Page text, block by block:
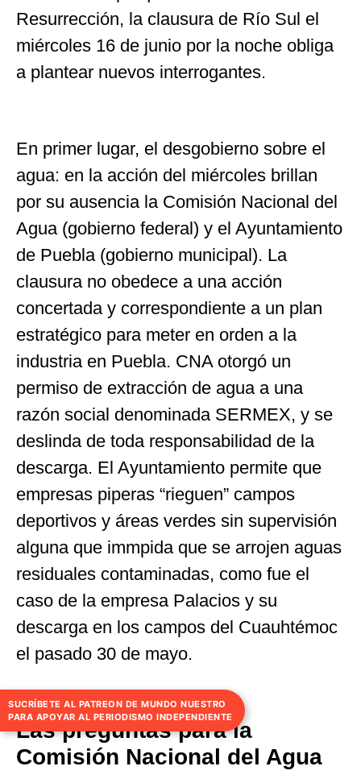
Resurrección, la clausura de Río Sul el
miércoles 16 de junio por la noche obliga
a plantear nuevos interrogantes.
En primer lugar, el desgobierno sobre el
agua: en la acción del miércoles brillan
por su ausencia la Comisión Nacional del
Agua (gobierno federal) y el Ayuntamiento
de Puebla (gobierno municipal). La
clausura no obedece a una acción
concertada y correspondiente a un plan
estratégico para meter en orden a la
industria en Puebla. CNA otorgó un
permiso de extracción de agua a una
razón social denominada SERMEX, y se
deslinda de toda responsabilidad de la
descarga. El Ayuntamiento permite que
empresas piperas “rieguen” campos
deportivos y áreas verdes sin supervisión
alguna que immpida que se arrojen aguas
residuales contaminadas, como fue el
caso de la empresa Palacios y su
descarga en los campos del Cuauhtémoc
el pasado 30 de mayo.
Las preguntas para la
Comisión Nacional del Agua
SUCRÍBETE AL PATREON DE MUNDO NUESTRO
PARA APOYAR AL PERIODISMO INDEPENDIENTE